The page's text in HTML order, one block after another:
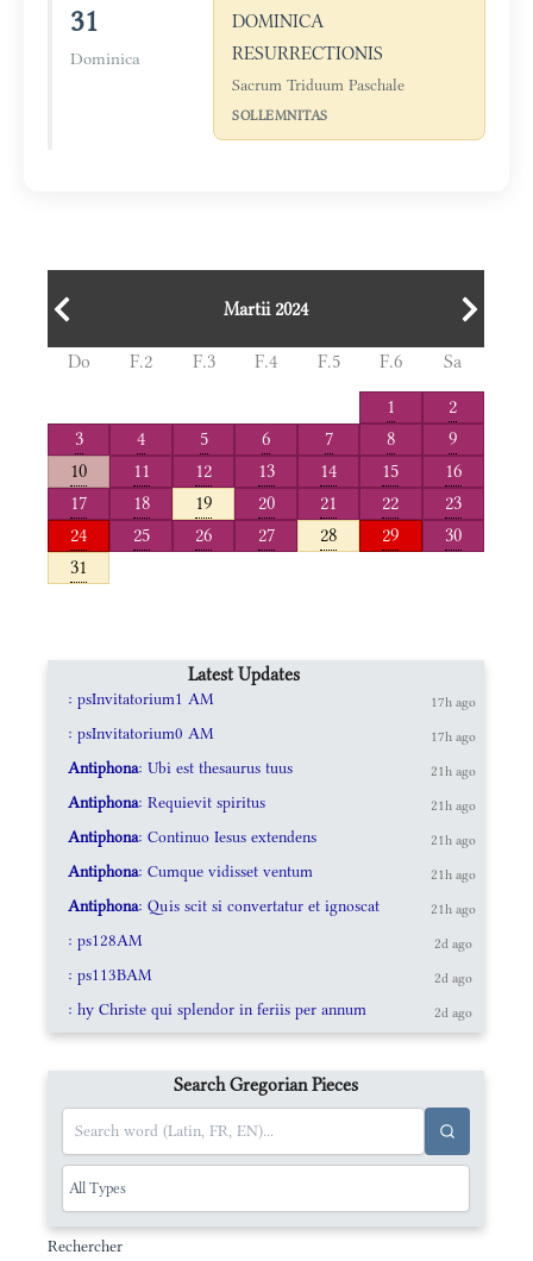
31
Dominica
DOMINICA
RESURRECTIONIS
Sacrum Triduum Paschale
SOLLEMNITAS
Martii 2024
Do F.2 F.3 F.4 F.5 F.6
Sa
1
2
3
4 5 6 7 8
9
10
11 12 13 14 15
16
17
18 19 20 21 22
23
24
25 26 27 28 29
30
31
Latest Updates
: psInvitatorium1 AM 17h ago
: psInvitatorium0 AM 17h ago
Antiphona: Ubi est thesaurus tuus 21h ago
Antiphona: Requievit spiritus 21h ago
Antiphona: Continuo Iesus extendens 21h ago
Antiphona: Cumque vidisset ventum 21h ago
Antiphona: Quis scit si convertatur et ignoscat 21h ago
: ps128AM 2d ago
: ps113BAM 2d ago
: hy Christe qui splendor in feriis per annum 2d ago
Search Gregorian Pieces
Rechercher